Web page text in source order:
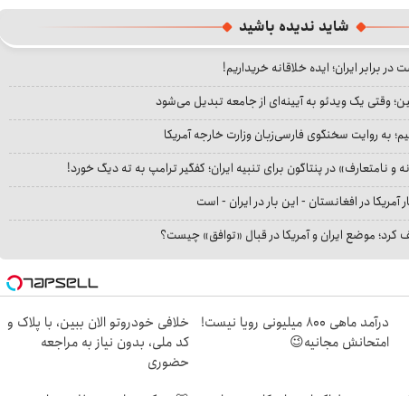
شاید ندیده باشید
برابر ایران؛ ایده خلاقانه خریداریم!
وقتی یک ویدئو به آیینه‌ای از جامعه تبدیل می‌شود
به روایت سخنگوی فارسی‌زبان وزارت خارجه آمریکا
و نامتعارف» در پنتاگون برای تنبیه ایران؛ کفگیر ترامپ به ته دیگ خورد!
آمریکا در افغانستان - این بار در ایران - است
کرد؛ موضع ایران و آمریکا در قبال «توافق» چیست؟
درآمد ماهی 800 میلیونی رویا نیست!
امتحانش مجانیه😉
خلافی خودروتو الان ببین، با پلاک و
کد ملی، بدون نیاز به مراجعه
حضوری